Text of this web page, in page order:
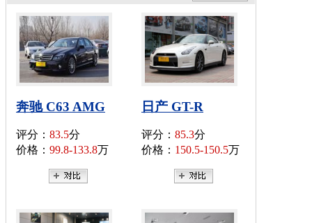
奔驰 C63 AMG
评分： 83.5分
价格： 99.8-133.8万
日产 GT-R
评分： 85.3分
价格： 150.5-150.5万